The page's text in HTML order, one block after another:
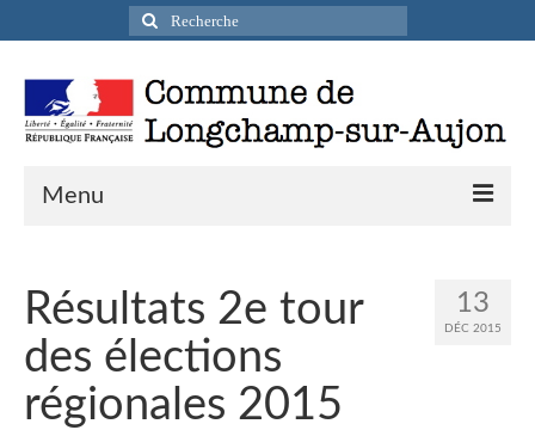
Rechercher
:
Menu
Infos pratiques
Présentation de la commune
Accueil en mairie
13
DÉC 2015
Résultats 2e tour
des élections
régionales 2015